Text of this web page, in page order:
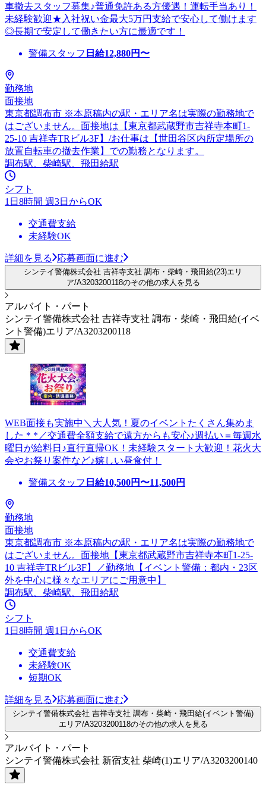
車撤去スタッフ募集♪普通免許ある方優遇！運転手当あり！
未経験歓迎★入社祝い金最大5万円支給で安心して働けます
◎長期で安定して働きたい方に最適です！
警備スタッフ 日給12,880円〜
勤務地
面接地
東京都調布市 ※本原稿内の駅・エリア名は実際の勤務地で
はございません。面接地は【東京都武蔵野市吉祥寺本町1-
25-10 吉祥寺TRビル3F】/お仕事は【世田谷区内所定場所の
放置自転車の撤去作業】での勤務となります。
調布駅、柴崎駅、飛田給駅
シフト
1日8時間 週3日からOK
交通費支給
未経験OK
詳細を見る 応募画面に進む
シンテイ警備株式会社 吉祥寺支社 調布・柴崎・飛田給(23)エリ
ア/A3203200118のその他の求人を見る
アルバイト・パート
シンテイ警備株式会社 吉祥寺支社 調布・柴崎・飛田給(イベ
ント警備)エリア/A3203200118
WEB面接も実施中＼大人気！夏のイベントたくさん集めま
した＊*／交通費全額支給で遠方からも安心♪週払い＝毎週水
曜日が給料日♪直行直帰OK！未経験スタート大歓迎！花火大
会やお祭り案件など♪嬉しい昼食付！
警備スタッフ 日給10,500円〜11,500円
勤務地
面接地
東京都調布市 ※本原稿内の駅・エリア名は実際の勤務地で
はございません。面接地【東京都武蔵野市吉祥寺本町1-25-
10 吉祥寺TRビル3F】／勤務地【イベント警備：都内・23区
外を中心に様々なエリアにご用意中】
調布駅、柴崎駅、飛田給駅
シフト
1日8時間 週1日からOK
交通費支給
未経験OK
短期OK
詳細を見る 応募画面に進む
シンテイ警備株式会社 吉祥寺支社 調布・柴崎・飛田給(イベント警備)
エリア/A3203200118のその他の求人を見る
アルバイト・パート
シンテイ警備株式会社 新宿支社 柴崎(1)エリア/A3203200140